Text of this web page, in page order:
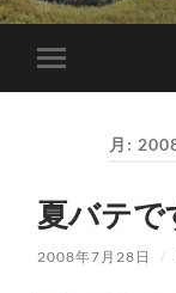
モ
バ
ー
を
切
り
月:
夏バテで
2008年7月28日 /